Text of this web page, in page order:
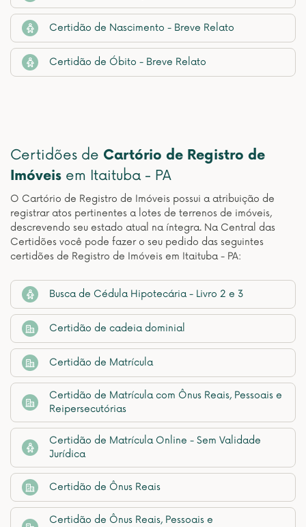
Certidão de Nascimento - Breve Relato
Certidão de Óbito - Breve Relato
Certidões de Cartório de Registro de
Imóveis em Itaituba - PA
O Cartório de Registro de Imóveis possui a atribuição de
registrar atos pertinentes a lotes de terrenos de imóveis,
descrevendo seu estado atual na íntegra. Na Central das
Certidões você pode fazer o seu pedido das seguintes
certidões de Registro de Imóveis em Itaituba - PA:
Busca de Cédula Hipotecária - Livro 2 e 3
Certidão de cadeia dominial
Certidão de Matrícula
Certidão de Matrícula com Ônus Reais, Pessoais e
Reipersecutórias
Certidão de Matrícula Online - Sem Validade
Jurídica
Certidão de Ônus Reais
Certidão de Ônus Reais, Pessoais e